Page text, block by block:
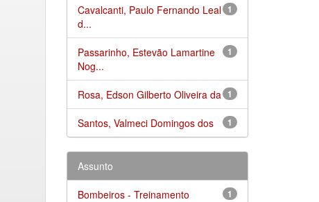
1
Cavalcanti, Paulo Fernando Leal
d...
1
Passarinho, Estevão Lamartine
Nog...
1
Rosa, Edson Gilberto Oliveira da
1
Santos, Valmeci Domingos dos
Assunto
1
Bombeiros - Treinamento